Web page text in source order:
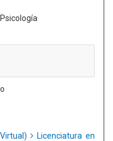
Licenciatura en